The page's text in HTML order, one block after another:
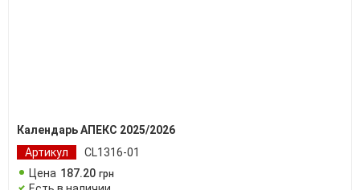
Календарь АПЕКС 2025/2026
Артикул
CL1316-01
Цена 187.20 грн